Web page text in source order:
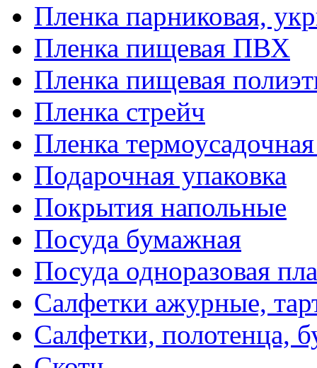
Пленка парниковая,
Пленка пищевая ПВХ
Пленка пищевая
Пленка стрейч
Пленка
Подарочная упаковка
Покрытия напольные
Посуда бумажная
Посуда одноразовая
Салфетки ажурные,
Салфетки, полотенца,